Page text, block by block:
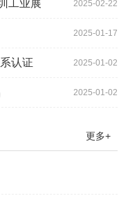
2025-02-22
工业展
2025-01-17
2025-01-02
认证
2025-01-02
更多+